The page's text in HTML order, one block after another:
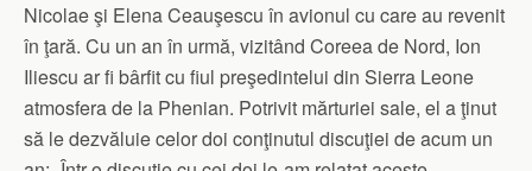
Nicolae şi Elena Ceauşescu în avionul cu care au revenit
în ţară. Cu un an în urmă, vizitând Coreea de Nord, Ion
Iliescu ar fi bârfit cu fiul preşedintelui din Sierra Leone
atmosfera de la Phenian. Potrivit mărturiei sale, el a ţinut
să le dezvăluie celor doi conţinutul discuţiei de acum un